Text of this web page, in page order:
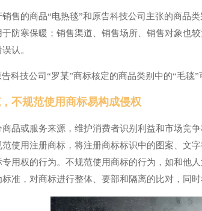
售的商品“电热毯”和原告科技公司主张的商品
防寒保暖；销售渠道、销售场所、销售对象也
认。
科技公司“罗某”商标核定的商品类别中的“毛毯”
不规范使用商标易构成侵权
品或服务来源，维护消费者识别利益和市场竞
使用注册商标，将注册商标标识中的图案、文
用权的行为。不规范使用商标的行为，如和他
准，对商标进行整体、要部和隔离的比对，同